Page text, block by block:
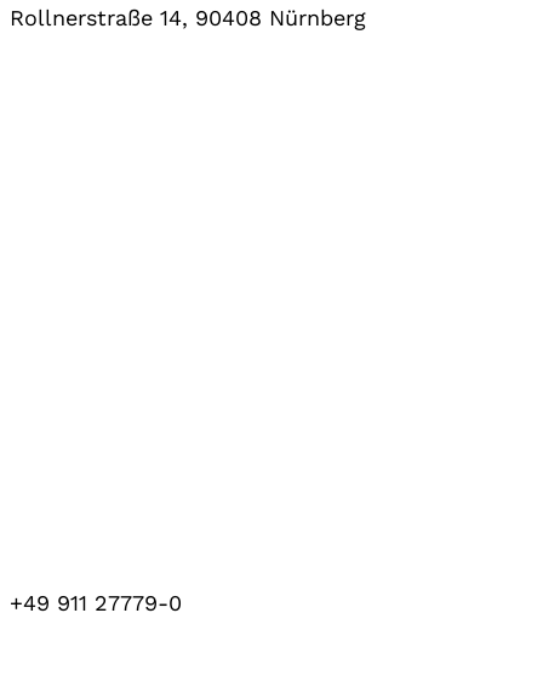
Rollnerstraße 14, 90408 Nürnberg
+49 911 27779-0